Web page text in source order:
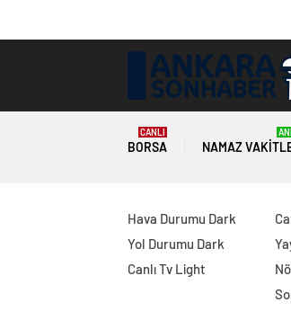
BORSA
CANLI
NAMAZ
Hava Durumu Dark
Yol Durumu Dark
Canlı Tv Light